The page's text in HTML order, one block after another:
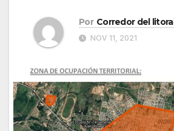
Por Corredor del litoral
NOV 11, 2021